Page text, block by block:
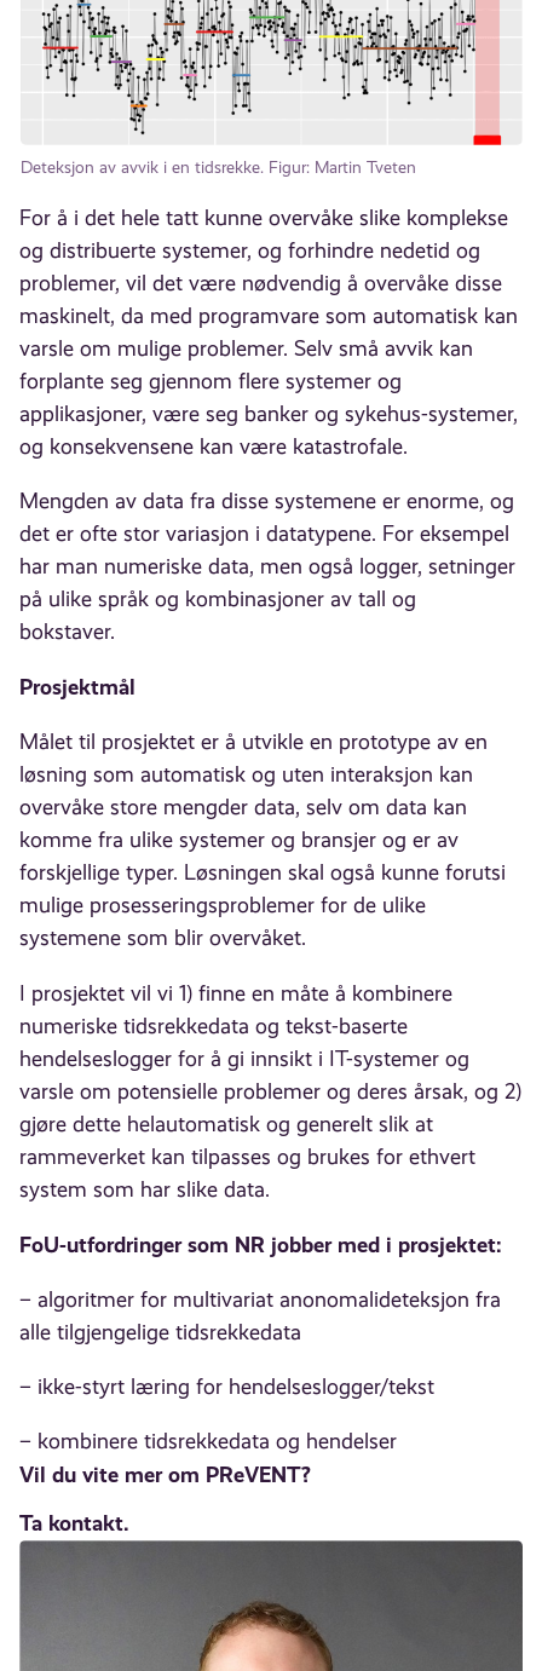
Deteksjon av avvik i en tidsrekke. Figur: Martin Tveten
For å i det hele tatt kunne overvåke slike komplekse
og distribuerte systemer, og forhindre nedetid og
problemer, vil det være nødvendig å overvåke disse
maskinelt, da med programvare som automatisk kan
varsle om mulige problemer. Selv små avvik kan
forplante seg gjennom flere systemer og
applikasjoner, være seg banker og sykehus-systemer,
og konsekvensene kan være katastrofale.
Mengden av data fra disse systemene er enorme, og
det er ofte stor variasjon i datatypene. For eksempel
har man numeriske data, men også logger, setninger
på ulike språk og kombinasjoner av tall og
bokstaver.
Prosjektmål
Målet til prosjektet er å utvikle en prototype av en
løsning som automatisk og uten interaksjon kan
overvåke store mengder data, selv om data kan
komme fra ulike systemer og bransjer og er av
forskjellige typer. Løsningen skal også kunne forutsi
mulige prosesseringsproblemer for de ulike
systemene som blir overvåket.
I prosjektet vil vi 1) finne en måte å kombinere
numeriske tidsrekkedata og tekst-baserte
hendelseslogger for å gi innsikt i IT-systemer og
varsle om potensielle problemer og deres årsak, og 2)
gjøre dette helautomatisk og generelt slik at
rammeverket kan tilpasses og brukes for ethvert
system som har slike data.
FoU-utfordringer som NR jobber med i prosjektet:
– algoritmer for multivariat anonomalideteksjon fra
alle tilgjengelige tidsrekkedata
– ikke-styrt læring for hendelseslogger/tekst
– kombinere tidsrekkedata og hendelser
Vil du vite mer om PReVENT?
Ta kontakt.